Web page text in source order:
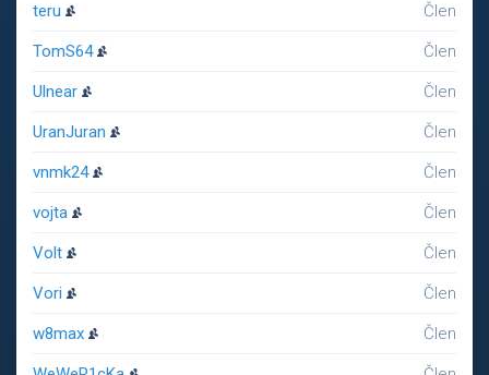
teru Člen
TomS64 Člen
Ulnear Člen
UranJuran Člen
vnmk24 Člen
vojta Člen
Volt Člen
Vori Člen
w8max Člen